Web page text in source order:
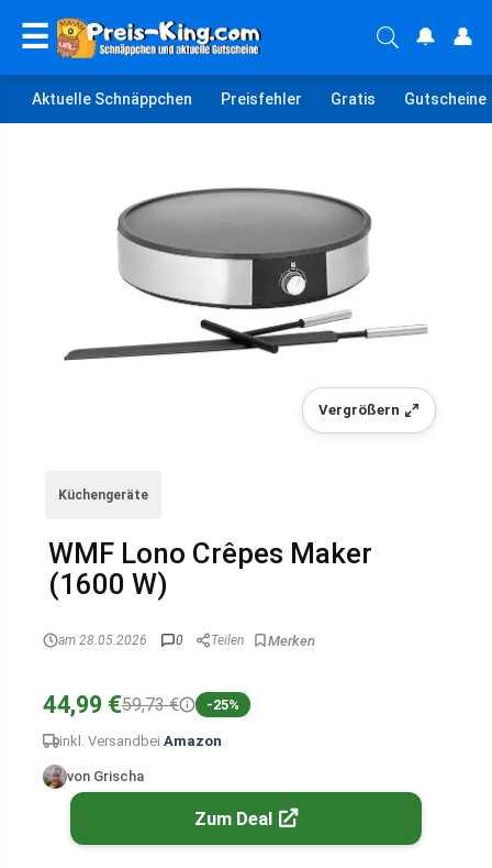
☰ 🔔 👤
Aktuelle Schnäppchen Preisfehler Gratis Gutscheine
Vergrößern
Küchengeräte
WMF Lono Crêpes Maker
(1600 W)
am 28.05.2026 0 Teilen
44,99 €59,73 € -25%
inkl. Versand bei Amazon
von Grischa
Zum Deal